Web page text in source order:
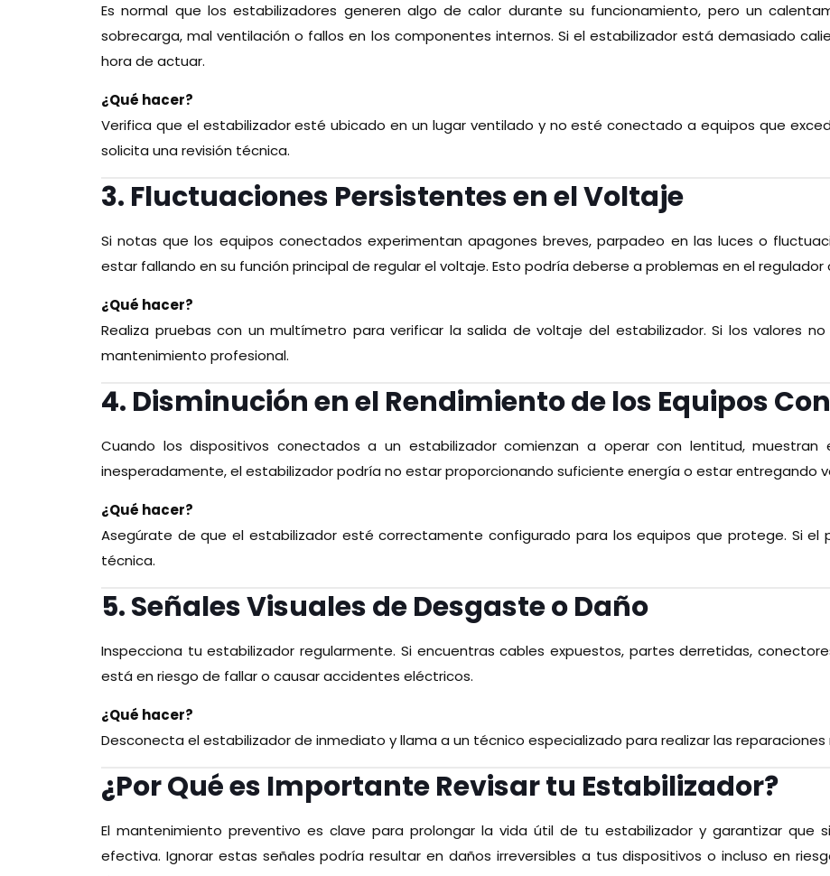
Es normal que los estabilizadores generen algo de calor durante su funcionamiento, pero un
sobrecarga, mal ventilación o fallos en los componentes internos. Si el estabilizador está demasiado
hora de actuar.
¿Qué hacer?
Verifica que el estabilizador esté ubicado en un lugar ventilado y no esté conectado a equipos que
solicita una revisión técnica.
3. Fluctuaciones Persistentes en el Voltaje
Si notas que los equipos conectados experimentan apagones breves, parpadeo en las luces o
estar fallando en su función principal de regular el voltaje. Esto podría deberse a problemas en el regulador
¿Qué hacer?
Realiza pruebas con un multímetro para verificar la salida de voltaje del estabilizador. Si los valores
mantenimiento profesional.
4. Disminución en el Rendimiento de los Equipos
Cuando los dispositivos conectados a un estabilizador comienzan a operar con lentitud,
inesperadamente, el estabilizador podría no estar proporcionando suficiente energía o estar entregando
¿Qué hacer?
Asegúrate de que el estabilizador esté correctamente configurado para los equipos que protege. Si el
técnica.
5. Señales Visuales de Desgaste o Daño
Inspecciona tu estabilizador regularmente. Si encuentras cables expuestos, partes derretidas,
está en riesgo de fallar o causar accidentes eléctricos.
¿Qué hacer?
Desconecta el estabilizador de inmediato y llama a un técnico especializado para realizar las reparaciones
¿Por Qué es Importante Revisar tu Estabilizador?
El mantenimiento preventivo es clave para prolongar la vida útil de tu estabilizador y garantizar que
efectiva. Ignorar estas señales podría resultar en daños irreversibles a tus dispositivos o incluso en